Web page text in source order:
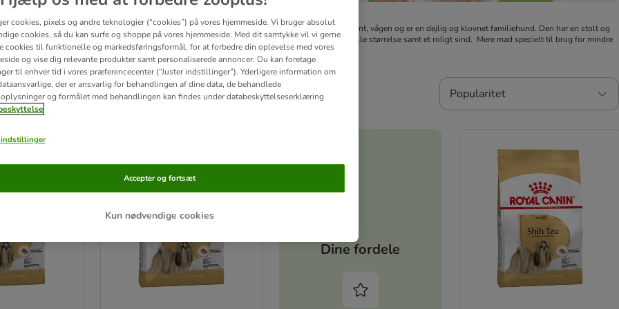
og betyder løvehund. Shih Tzuen er en glad og udadvendt selskabshund. Den er intelligent, vågen og er en dejlig og klovnet familiehund. Den har en stolt og
ofte fuld af selvtillid. Generelt er Shih Tzuen særlig populær som familiehund grundet den lille størrelse samt et roligt sind. Mere mad specielt til brug for mindre
Popularitet
Dine fordele
cookies, pixels og andre teknologier (“cookies”) på vores hjemmeside. Vi bruger absolut
cookies, så du kan surfe og shoppe på vores hjemmeside. Med dit samtykke vil vi gerne
cookies til funktionelle og markedsføringsformål, for at forbedre din oplevelse med vores
og vise dig relevante produkter samt personaliserede annoncer. Du kan foretage
til enhver tid i vores præferencecenter (“Juster indstillinger”). Yderligere information om
der er ansvarlig for behandlingen af ​​dine data, de behandlede
og formålet med behandlingen kan findes under databeskyttelseserklæring
Kun nødvendige cookies
Accepter og fortsæt